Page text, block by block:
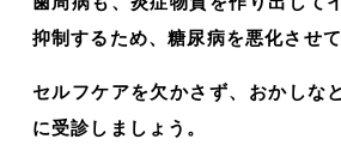
抑制するため、糖尿病を悪化させ
セルフケアを欠かさず、おかしな
に受診しましょう。